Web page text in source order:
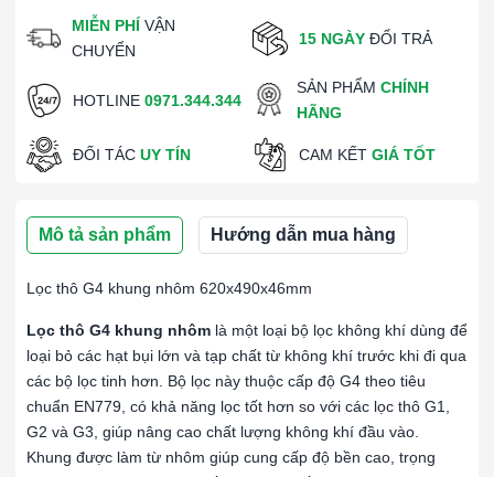
MIỄN PHÍ VẬN
CHUYỂN
15 NGÀY ĐỔI TRẢ
HOTLINE 0971.344.344
SẢN PHẨMCHÍNH
HÃNG
ĐỐI TÁC UY TÍN CAM KẾT GIÁ TỐT
Mô tả sản phẩm Hướng dẫn mua hàng
Lọc thô G4 khung nhôm 620x490x46mm
Lọc thô G4 khung nhôm là một loại bộ lọc không khí dùng để
loại bỏ các hạt bụi lớn và tạp chất từ không khí trước khi đi qua
các bộ lọc tinh hơn. Bộ lọc này thuộc cấp độ G4 theo tiêu
chuẩn EN779, có khả năng lọc tốt hơn so với các lọc thô G1,
G2 và G3, giúp nâng cao chất lượng không khí đầu vào.
Khung được làm từ nhôm giúp cung cấp độ bền cao, trọng